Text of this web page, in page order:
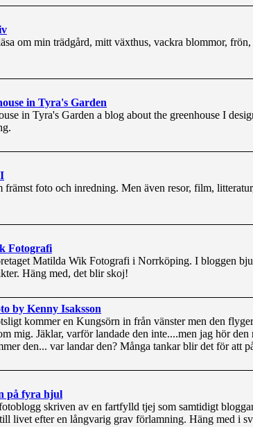
om min trädgård, mitt växthus, vackra blommor,
in Tyra's Garden
in Tyra's Garden a blog about the greenhouse I
främst foto och inredning. Men även resor, film,
Fotografi
Matilda Wik Fotografi i Norrköping. I bloggen
Häng med, det blir skoj!
by Kenny Isaksson
kommer en Kungsörn in från vänster men den
mig. Jäklar, varför landade den inte....men jag hör den
den... var landar den? Många tankar blir det för att
på fyra hjul
skriven av en fartfylld tjej som samtidigt
livet efter en långvarig grav förlamning. Häng med i